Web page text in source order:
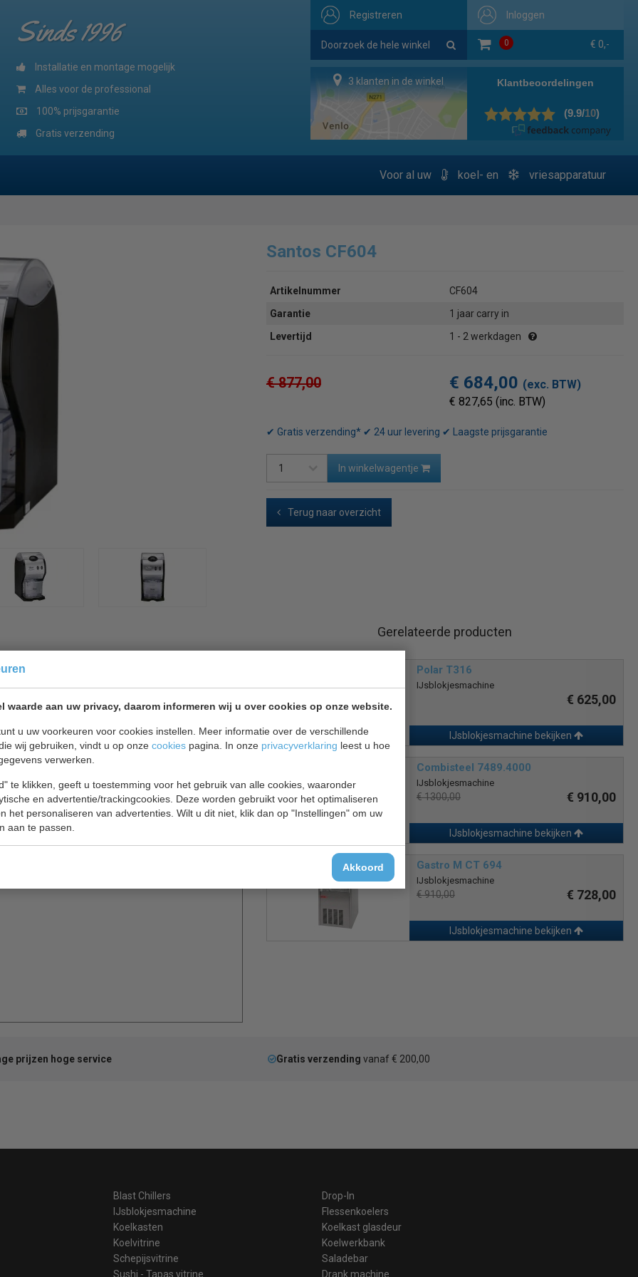
waarde aan uw privacy, daarom informeren wij u over cookies op onze website.
u uw voorkeuren voor cookies instellen. Meer informatie over de verschillende
wij gebruiken, vindt u op onze cookies pagina. In onze privacyverklaring leest u hoe
verwerken.
te klikken, geeft u toestemming voor het gebruik van alle cookies, waaronder
en advertentie/trackingcookies. Deze worden gebruikt voor het optimaliseren
het personaliseren van advertenties. Wilt u dit niet, klik dan op "Instellingen" om uw
aan te passen.
Akkoord
Inloggen
0 € 0,-
Registreren
Sinds 1996
Installatie en montage mogelijk
Alles voor de professional
100% prijsgarantie
Gratis verzending
3 klanten in de winkel
Voor al uw koel- en vriesapparatuur
Santos CF604
Artikelnummer
CF604
Garantie
1 jaar carry in
Levertijd
1 - 2 werkdagen
€ 877,00 € 684,00 (exc. BTW)
€ 827,65 (inc. BTW)
✔ Gratis verzending* ✔ 24 uur levering ✔ Laagste prijsgarantie
In winkelwagentje
Terug naar overzicht
te hebben, die naar uw wens fijn- of
heavy duty maalbladen werken met gemak
met andere dingen bezig kunt houden. Voor
geopend. Eenvoudig in gebruik en
Gerelateerde producten
Polar T316
IJsblokjesmachine
€ 625,00
IJsblokjesmachine bekijken
Combisteel 7489.4000
IJsblokjesmachine
€ 1300,00 € 910,00
IJsblokjesmachine bekijken
Gastro M CT 694
IJsblokjesmachine
€ 910,00 € 728,00
IJsblokjesmachine bekijken
prijzen hoge service Gratis verzending vanaf € 200,00
Blast Chillers
Drop-In
IJsblokjesmachine
Flessenkoelers
Koelkasten
Koelkast glasdeur
Koelvitrine
Koelwerkbank
Schepijsvitrine
Saladebar
Sushi - Tapas vitrine Drank machine